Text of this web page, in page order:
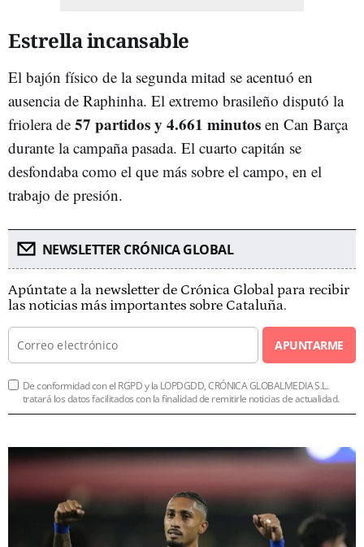
Estrella incansable
El bajón físico de la segunda mitad se acentuó en
ausencia de Raphinha. El extremo brasileño disputó la
friolera de 57 partidos y 4.661 minutos en Can Barça
durante la campaña pasada. El cuarto capitán se
desfondaba como el que más sobre el campo, en el
trabajo de presión.
NEWSLETTER CRÓNICA GLOBAL
Apúntate a la newsletter de Crónica Global para recibir
las noticias más importantes sobre Cataluña.
APUNTARME
De conformidad con el RGPD y la LOPDGDD, CRÓNICA GLOBALMEDIA S.L.
tratará los datos facilitados con la finalidad de remitirle noticias de actualidad.